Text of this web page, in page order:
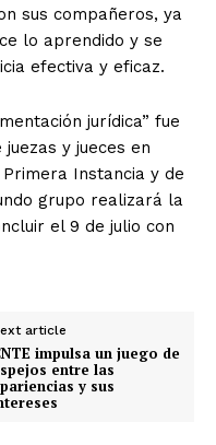
sus compañeros, ya
lo aprendido y se
efectiva y eficaz.
jurídica” fue
y jueces en
Instancia y de
grupo realizará la
el 9 de julio con
article
impulsa un juego de
entre las
y sus